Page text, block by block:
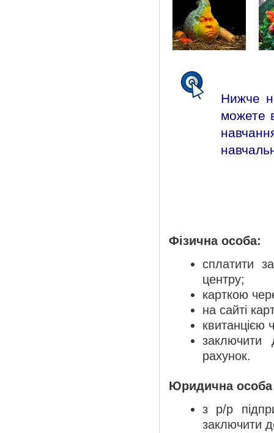
Нижче
можете
Фізична особа:
сплатити
центру;
карткою
на сайті
квитанцією
заключити
рахунок.
Юридична особа
з р/р
заключити